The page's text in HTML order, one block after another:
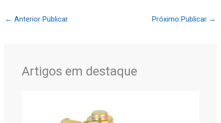
← Anterior Publicar Próximo Publicar →
Artigos em destaque